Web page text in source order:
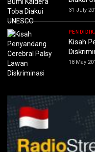
31 July
Kisah
18 May